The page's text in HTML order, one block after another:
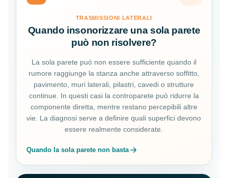
TRASMISSIONI LATERALI
Quando insonorizzare una sola parete
può non risolvere?
La sola parete può non essere sufficiente quando il
rumore raggiunge la stanza anche attraverso soffitto,
pavimento, muri laterali, pilastri, cavedi o strutture
continue. In questi casi la controparete può ridurre la
componente diretta, mentre restano percepibili altre
vie. La diagnosi serve a definire quali superfici devono
essere realmente considerate.
Quando la sola parete non basta